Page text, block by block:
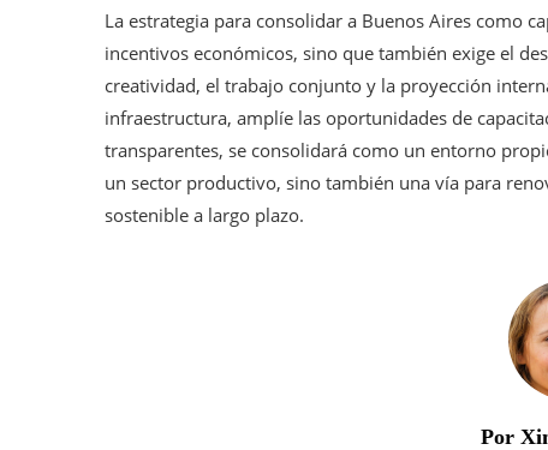
La estrategia para consolidar a Buenos Aires como
incentivos económicos, sino que también exige el
creatividad, el trabajo conjunto y la proyección
infraestructura, amplíe las oportunidades de
transparentes, se consolidará como un entorno
un sector productivo, sino también una vía para
sostenible a largo plazo.
Por